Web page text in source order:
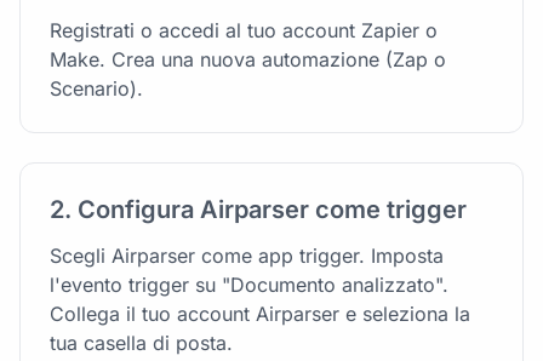
Registrati o accedi al tuo account Zapier o
Make. Crea una nuova automazione (Zap o
Scenario).
2. Configura Airparser come trigger
Scegli Airparser come app trigger. Imposta
l'evento trigger su "Documento analizzato".
Collega il tuo account Airparser e seleziona la
tua casella di posta.